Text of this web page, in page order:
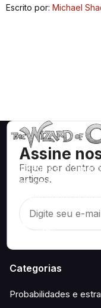
Escrito por: Michael
Assine
Fique por dentro
artigos.
Estratégias e
jogos de cassino
de outros jogos
Categorias
Probabilidades e